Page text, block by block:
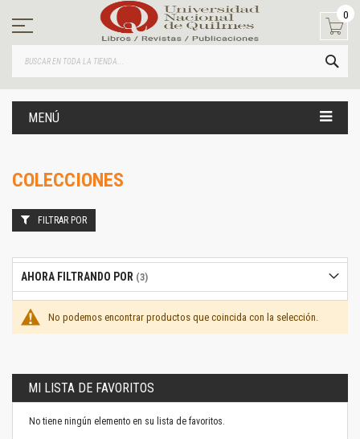
contenido
0
MENÚ
COLECCIONES
No podemos encontrar productos que coincida con la selección.
FILTRAR POR
AHORA FILTRANDO POR
MI LISTA DE FAVORITOS
No tiene ningún elemento en su lista de favoritos.